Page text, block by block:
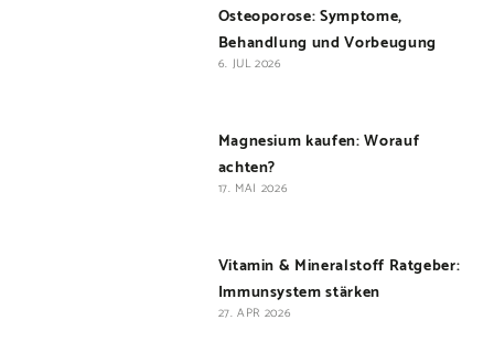
Osteoporose: Symptome,
Behandlung und Vorbeugung
6. JUL 2026
Magnesium kaufen: Worauf
achten?
17. MAI 2026
Vitamin & Mineralstoff Ratgeber:
Immunsystem stärken
27. APR 2026